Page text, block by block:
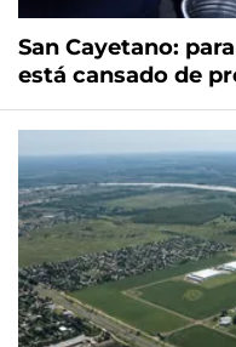
San Cayetano:
está cansado de